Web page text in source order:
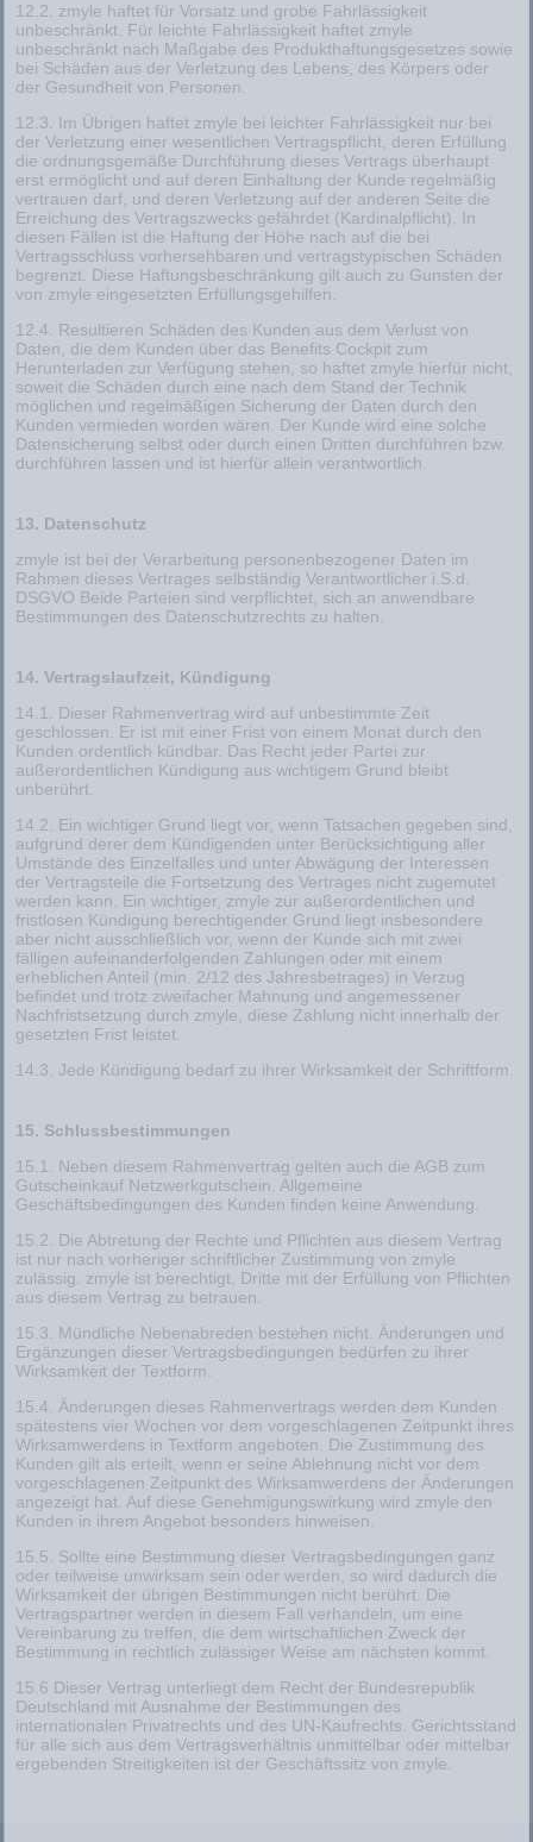
12.2. zmyle haftet für Vorsatz und grobe Fahrlässigkeit
unbeschränkt. Für leichte Fahrlässigkeit haftet zmyle
unbeschränkt nach Maßgabe des Produkthaftungsgesetzes sowie
bei Schäden aus der Verletzung des Lebens, des Körpers oder
der Gesundheit von Personen.
12.3. Im Übrigen haftet zmyle bei leichter Fahrlässigkeit nur bei
der Verletzung einer wesentlichen Vertragspflicht, deren Erfüllung
die ordnungsgemäße Durchführung dieses Vertrags überhaupt
erst ermöglicht und auf deren Einhaltung der Kunde regelmäßig
vertrauen darf, und deren Verletzung auf der anderen Seite die
Erreichung des Vertragszwecks gefährdet (Kardinalpflicht). In
diesen Fällen ist die Haftung der Höhe nach auf die bei
Vertragsschluss vorhersehbaren und vertragstypischen Schäden
begrenzt. Diese Haftungsbeschränkung gilt auch zu Gunsten der
von zmyle eingesetzten Erfüllungsgehilfen.
12.4. Resultieren Schäden des Kunden aus dem Verlust von
Daten, die dem Kunden über das Benefits Cockpit zum
Herunterladen zur Verfügung stehen, so haftet zmyle hierfür nicht,
soweit die Schäden durch eine nach dem Stand der Technik
möglichen und regelmäßigen Sicherung der Daten durch den
Kunden vermieden worden wären. Der Kunde wird eine solche
Datensicherung selbst oder durch einen Dritten durchführen bzw.
durchführen lassen und ist hierfür allein verantwortlich.
13. Datenschutz
zmyle ist bei der Verarbeitung personenbezogener Daten im
Rahmen dieses Vertrages selbständig Verantwortlicher i.S.d.
DSGVO Beide Parteien sind verpflichtet, sich an anwendbare
Bestimmungen des Datenschutzrechts zu halten.
14. Vertragslaufzeit, Kündigung
14.1. Dieser Rahmenvertrag wird auf unbestimmte Zeit
geschlossen. Er ist mit einer Frist von einem Monat durch den
Kunden ordentlich kündbar. Das Recht jeder Partei zur
außerordentlichen Kündigung aus wichtigem Grund bleibt
unberührt.
14.2. Ein wichtiger Grund liegt vor, wenn Tatsachen gegeben sind,
aufgrund derer dem Kündigenden unter Berücksichtigung aller
Umstände des Einzelfalles und unter Abwägung der Interessen
der Vertragsteile die Fortsetzung des Vertrages nicht zugemutet
werden kann. Ein wichtiger, zmyle zur außerordentlichen und
fristlosen Kündigung berechtigender Grund liegt insbesondere
aber nicht ausschließlich vor, wenn der Kunde sich mit zwei
fälligen aufeinanderfolgenden Zahlungen oder mit einem
erheblichen Anteil (min. 2/12 des Jahresbetrages) in Verzug
befindet und trotz zweifacher Mahnung und angemessener
Nachfristsetzung durch zmyle, diese Zahlung nicht innerhalb der
gesetzten Frist leistet.
14.3. Jede Kündigung bedarf zu ihrer Wirksamkeit der Schriftform.
15. Schlussbestimmungen
15.1. Neben diesem Rahmenvertrag gelten auch die AGB zum
Gutscheinkauf Netzwerkgutschein. Allgemeine
Geschäftsbedingungen des Kunden finden keine Anwendung.
15.2. Die Abtretung der Rechte und Pflichten aus diesem Vertrag
ist nur nach vorheriger schriftlicher Zustimmung von zmyle
zulässig. zmyle ist berechtigt, Dritte mit der Erfüllung von Pflichten
aus diesem Vertrag zu betrauen.
15.3. Mündliche Nebenabreden bestehen nicht. Änderungen und
Ergänzungen dieser Vertragsbedingungen bedürfen zu ihrer
Wirksamkeit der Textform.
15.4. Änderungen dieses Rahmenvertrags werden dem Kunden
spätestens vier Wochen vor dem vorgeschlagenen Zeitpunkt ihres
Wirksamwerdens in Textform angeboten. Die Zustimmung des
Kunden gilt als erteilt, wenn er seine Ablehnung nicht vor dem
vorgeschlagenen Zeitpunkt des Wirksamwerdens der Änderungen
angezeigt hat. Auf diese Genehmigungswirkung wird zmyle den
Kunden in ihrem Angebot besonders hinweisen.
15.5. Sollte eine Bestimmung dieser Vertragsbedingungen ganz
oder teilweise unwirksam sein oder werden, so wird dadurch die
Wirksamkeit der übrigen Bestimmungen nicht berührt. Die
Vertragspartner werden in diesem Fall verhandeln, um eine
Vereinbarung zu treffen, die dem wirtschaftlichen Zweck der
Bestimmung in rechtlich zulässiger Weise am nächsten kommt.
15.6 Dieser Vertrag unterliegt dem Recht der Bundesrepublik
Deutschland mit Ausnahme der Bestimmungen des
internationalen Privatrechts und des UN-Kaufrechts. Gerichtsstand
für alle sich aus dem Vertragsverhältnis unmittelbar oder mittelbar
ergebenden Streitigkeiten ist der Geschäftssitz von zmyle.